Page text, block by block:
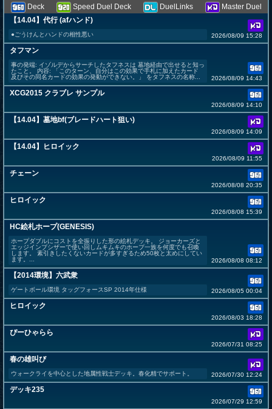
Deck Speed Duel Deck DuelLinks
Master Duel
【14.04】代行 (afハンド)
●ごうけんとハンドの相性悪い 2026/08/09 15:28
タフマン
事の発端: イゾルデからサーチしたタフネスは 墓地経由で出せると知っ
たこと。 内容: 「このターン、自分はこの効果で手札に加えたカード
及びその同名カードの効果の発動ができない。」 をタフネスの名称...
2026/08/09 14:43
XCG2015 クラブレ サンプル
2026/08/09 14:10
【14.04】墓地bf(ブレードハート狙い)
2026/08/09 14:09
【14.04】ヒロイック
2026/08/09 11:55
チェーン
2026/08/08 20:35
ヒロイック
2026/08/08 15:39
HC絵札ホープ(GENESIS)
ホープダブルにコストを全振りした形の絵札デッキ。 ジョーカーズと
エッジインプシザーで使い回しムキムキのホープ一族を何度でも召喚
します。 素引きしたくないカードが多すぎるため50枚と太めにしてい
ます。...
2026/08/08 08:12
【2014環境】六武衆
ゲートボール環境 タッグフォースSP 2014年仕様 2026/08/05 00:04
ヒロイック
2026/08/03 18:28
ぴーひゃらら
2026/07/31 08:25
春の雄叫び
ウォークライを中心とした地属性戦士デッキ。春化精でサポート。 2026/07/30 12:24
デッキ235
2026/07/29 12:59